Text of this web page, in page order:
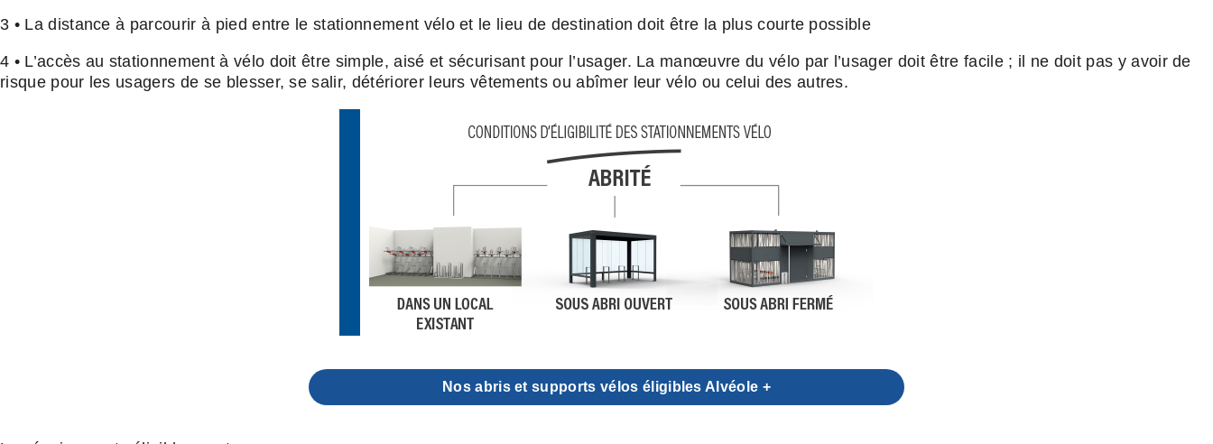
3 • La distance à parcourir à pied entre le stationnement vélo et le lieu de destination doit être la plus courte possible
4 • L’accès au stationnement à vélo doit être simple, aisé et sécurisant pour l’usager. La manœuvre du vélo par l’usager doit être facile ; il ne doit pas y avoir de
risque pour les usagers de se blesser, se salir, détériorer leurs vêtements ou abîmer leur vélo ou celui des autres.
Nos abris et supports vélos éligibles Alvéole +